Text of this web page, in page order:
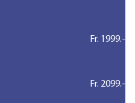
Fr. 1999.-
Fr. 2099.-